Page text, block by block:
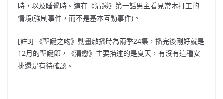
時，以及睡覺時。這在《清戀》第一話男主看見常木打工的
情境(強制事件，而不是基本互動事件)。
[註3] 《聖誕之吻》動畫啟播時為兩季24集，播完後剛好就是
12月的聖誕節，《清戀》主要描述的是夏天，有沒有這種安
排還是有待確認。